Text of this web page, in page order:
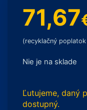
71,67
(recyklačný
Nie je na sklade
Ľutujeme, daný
dostupný.